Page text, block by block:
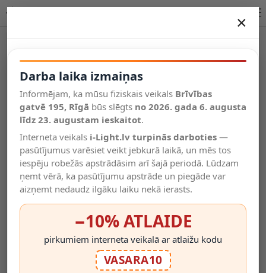
Salīdzināt
Vēlmju
saraksts
Valodas
×
Darba laika izmaiņas
Informējam, ka mūsu fiziskais veikals Brīvības
gatvē 195, Rīgā būs slēgts no 2026. gada 6. augusta
līdz 23. augustam ieskaitot.
Interneta veikals i-Light.lv turpinās darboties —
pasūtījumus varēsiet veikt jebkurā laikā, un mēs tos
iespēju robežās apstrādāsim arī šajā periodā. Lūdzam
ņemt vērā, ka pasūtījumu apstrāde un piegāde var
aizņemt nedaudz ilgāku laiku nekā ierasts.
−10% ATLAIDE
pirkumiem interneta veikalā ar atlaižu kodu
VASARA10